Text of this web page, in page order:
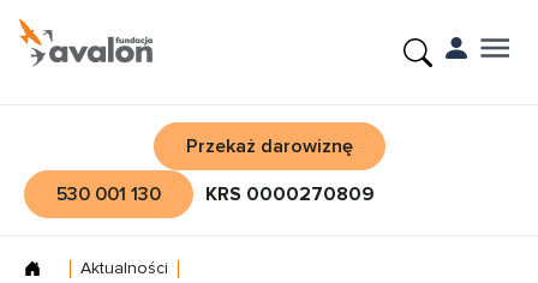
Przekaż darowiznę
530 001 130
KRS 0000270809
Aktualności